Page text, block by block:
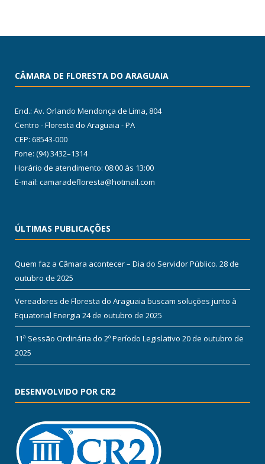
CÂMARA DE FLORESTA DO ARAGUAIA
End.: Av. Orlando Mendonça de Lima, 804
Centro - Floresta do Araguaia - PA
CEP: 68543-000
Fone: (94) 3432–1314
Horário de atendimento: 08:00 às 13:00
E-mail: camaradefloresta@hotmail.com
ÚLTIMAS PUBLICAÇÕES
Quem faz a Câmara acontecer – Dia do Servidor Público. 28 de
outubro de 2025
Vereadores de Floresta do Araguaia buscam soluções junto à
Equatorial Energia 24 de outubro de 2025
11ª Sessão Ordinária do 2º Período Legislativo 20 de outubro de
2025
DESENVOLVIDO POR CR2